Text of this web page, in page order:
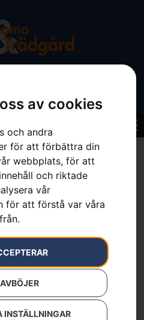
av cookies
och andra
för att förbättra din
webbplats, för att
och riktade
vår
för att förstå var våra
INSTÄLLNINGAR
Husqvarna 340iBT